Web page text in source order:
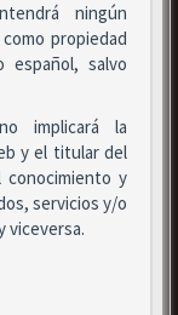
ningún
propiedad
español, salvo
implicará la
y el titular del
y
servicios y/o
viceversa.